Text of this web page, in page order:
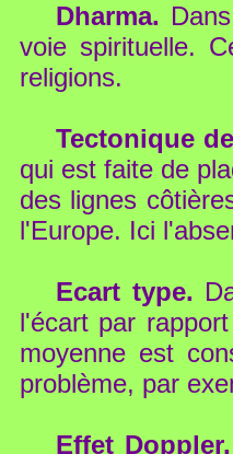
Dharma.
voie spirituelle.
religions.
Tectonique
qui est faite de
des lignes
l'Europe. Ici
Ecart type.
l'écart par
moyenne est
problème, par
Effet Doppler.